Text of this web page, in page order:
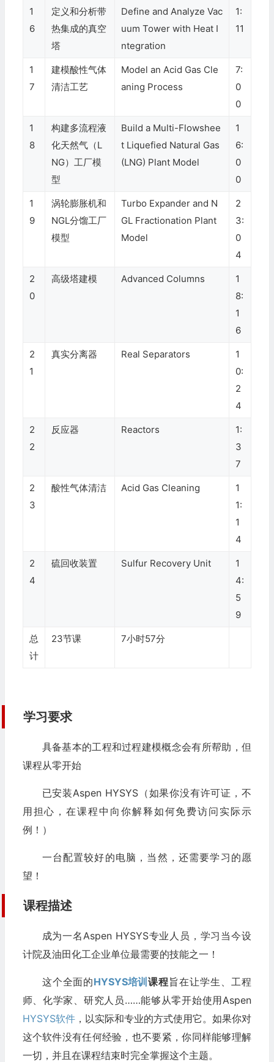
1
6
定义和分析带
热集成的真空
塔
Define and Analyze Vac
uum Tower with Heat I
ntegration
1:
11
1
7
建模酸性气体
清洁工艺
Model an Acid Gas Cle
aning Process
7:
0
0
1
8
构建多流程液
化天然气（L
NG）工厂模
型
Build a Multi-Flowshee
t Liquefied Natural Gas
(LNG) Plant Model
1
6:
0
0
1
9
涡轮膨胀机和
NGL分馏工厂
模型
Turbo Expander and N
GL Fractionation Plant
Model
2
3:
0
4
2
0
高级塔建模 Advanced Columns
1
8:
1
6
2
1
真实分离器 Real Separators
1
0:
2
4
2
2
反应器 Reactors
1:
3
7
2
3
酸性气体清洁 Acid Gas Cleaning
1
1:
1
4
2
4
硫回收装置 Sulfur Recovery Unit
1
4:
5
9
总
计
23节课 7小时57分
学习要求
具备基本的工程和过程建模概念会有所帮助，但
课程从零开始
已安装Aspen HYSYS（如果你没有许可证，不
用担心，在课程中向你解释如何免费访问实际示
例！）
一台配置较好的电脑，当然，还需要学习的愿
望！
课程描述
成为一名Aspen HYSYS专业人员，学习当今设
计院及油田化工企业单位最需要的技能之一！
这个全面的HYSYS培训课程旨在让学生、工程
师、化学家、研究人员……能够从零开始使用Aspen
HYSYS软件，以实际和专业的方式使用它。如果你对
这个软件没有任何经验，也不要紧，你同样能够理解
一切，并且在课程结束时完全掌握这个主题。